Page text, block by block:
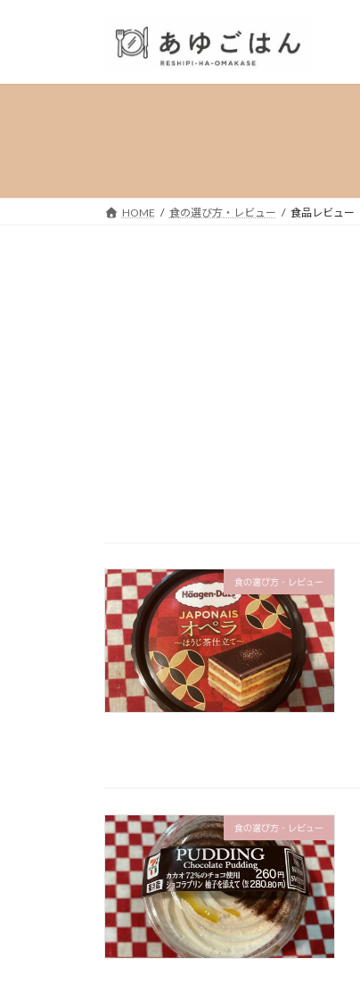
プ
動
HOME 食の選び方・レビュー 食品レビュー
食の選び方・レビュー
食の選び方・レビュー